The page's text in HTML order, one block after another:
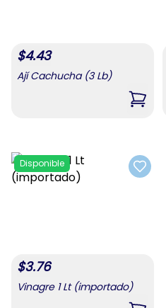
$4.43
Ají Cachucha (3 Lb)
,Ají
Add
Disponible
$3.76
Vinagre 1 Lt (importado)